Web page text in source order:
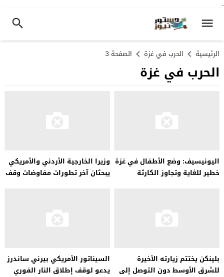
.
الرئيسية الحرب في غزة الصفحة 3
الحرب في غزة
اليونيسيف: وضع الأطفال في غزة
خطير للغاية وتجاوز الكارثة
وزيرا الخارجية الأردني والأمريكي
يبحثان آخر تطورات مفاوضات وقف
بلينكن يختتم زيارته الأخيرة
للشرق الأوسط دون التوصل إلى
السيناتور الأمريكي بيرني ساندرز
يدعو لوقف إطلاق النار الفوري